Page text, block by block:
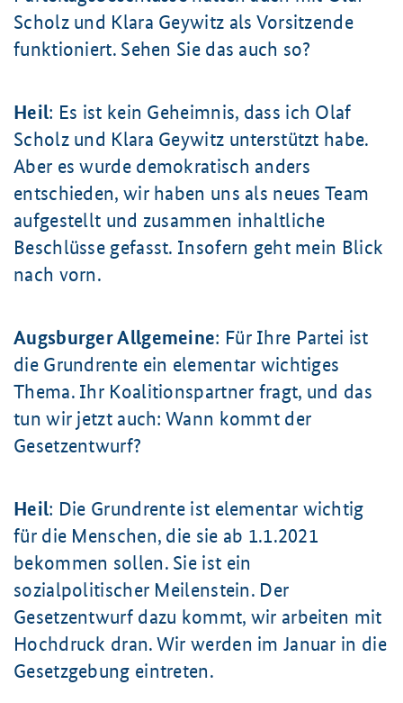
Scholz und Klara Geywitz als Vorsitzende
funktioniert. Sehen Sie das auch so?
Heil: Es ist kein Geheimnis, dass ich Olaf
Scholz und Klara Geywitz unterstützt habe.
Aber es wurde demokratisch anders
entschieden, wir haben uns als neues Team
aufgestellt und zusammen inhaltliche
Beschlüsse gefasst. Insofern geht mein Blick
nach vorn.
Augsburger Allgemeine: Für Ihre Partei ist
die Grundrente ein elementar wichtiges
Thema. Ihr Koalitionspartner fragt, und das
tun wir jetzt auch: Wann kommt der
Gesetzentwurf?
Heil: Die Grundrente ist elementar wichtig
für die Menschen, die sie ab 1.1.2021
bekommen sollen. Sie ist ein
sozialpolitischer Meilenstein. Der
Gesetzentwurf dazu kommt, wir arbeiten mit
Hochdruck dran. Wir werden im Januar in die
Gesetzgebung eintreten.